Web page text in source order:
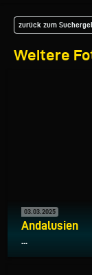
Weitere
zurück zum
03.03.2025
Andalusien
...